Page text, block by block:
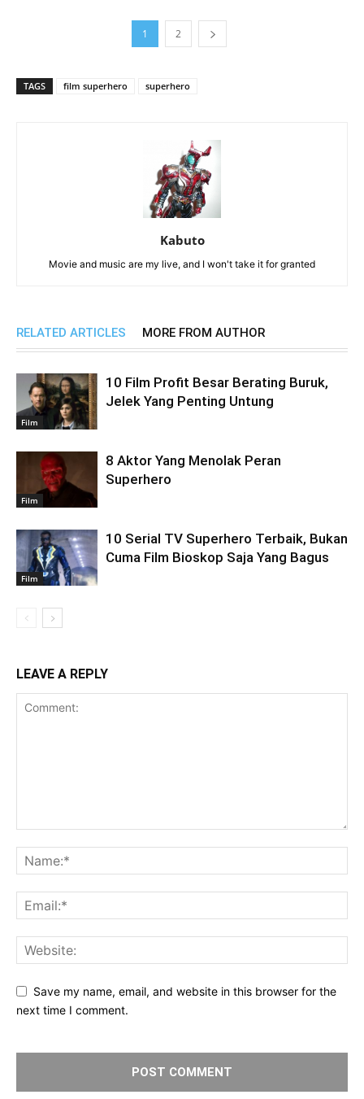
1 2
TAGS film superhero superhero
Kabuto
Movie and music are my live, and I won't take it for granted
RELATED ARTICLES MORE FROM AUTHOR
Film
10 Film Profit Besar Berating Buruk,
Jelek Yang Penting Untung
Film
8 Aktor Yang Menolak Peran
Superhero
Film
10 Serial TV Superhero Terbaik, Bukan
Cuma Film Bioskop Saja Yang Bagus
LEAVE A REPLY
Save my name, email, and website in this browser for the
next time I comment.